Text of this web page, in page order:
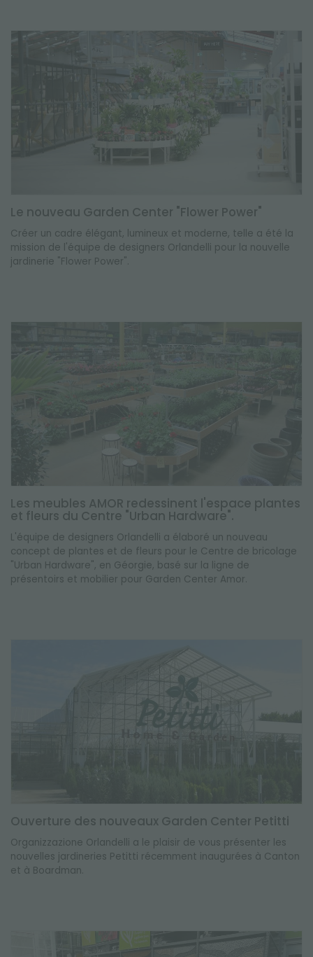
Le nouveau Garden Center "Flower Power"
Créer un cadre élégant, lumineux et moderne, telle a été la
mission de l'équipe de designers Orlandelli pour la nouvelle
jardinerie "Flower Power".
Les meubles AMOR redessinent l'espace plantes
et fleurs du Centre "Urban Hardware".
L'équipe de designers Orlandelli a élaboré un nouveau
concept de plantes et de fleurs pour le Centre de bricolage
"Urban Hardware", en Géorgie, basé sur la ligne de
présentoirs et mobilier pour Garden Center Amor.
Ouverture des nouveaux Garden Center Petitti
Organizzazione Orlandelli a le plaisir de vous présenter les
nouvelles jardineries Petitti récemment inaugurées à Canton
et à Boardman.